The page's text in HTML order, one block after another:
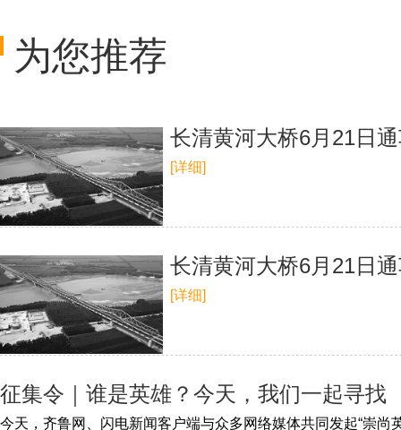
为您推荐
长清黄河大桥6月21日
[详细]
长清黄河大桥6月21日
[详细]
征集令｜谁是英雄？今天，我们一起寻找